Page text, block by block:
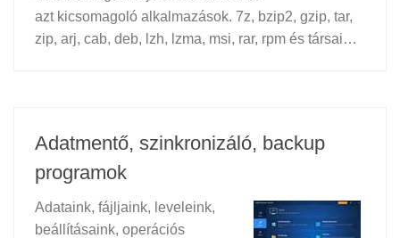
azt kicsomagoló alkalmazások. 7z, bzip2, gzip, tar,
zip, arj, cab, deb, lzh, lzma, msi, rar, rpm és társai…
Adatmentő, szinkronizáló, backup
programok
Adataink, fájljaink, leveleink,
beállításaink, operációs